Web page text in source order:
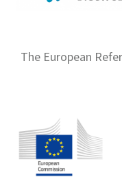
The European